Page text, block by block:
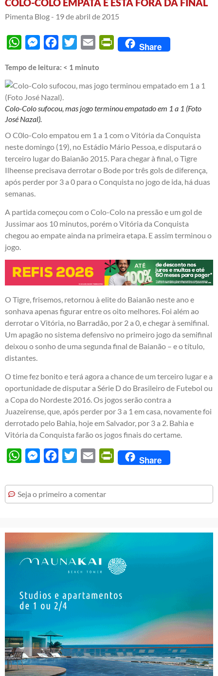
Pimenta Blog - 19 de abril de 2015
WhatsAppMessengerFacebook
Twitter Email PrintFriendly
Share
Tempo de leitura: < 1 minuto
Colo-Colo sufocou, mas jogo terminou empatado em 1 a 1 (Foto
José Nazal).
O C0lo-Colo empatou em 1 a 1 com o Vitória da Conquista
neste domingo (19), no Estádio Mário Pessoa, e disputará o
terceiro lugar do Baianão 2015. Para chegar à final, o Tigre
Ilheense precisava derrotar o Bode por três gols de diferença,
após perder por 3 a 0 para o Conquista no jogo de ida, há duas
semanas.
A partida começou com o Colo-Colo na pressão e um gol de
Jussimar aos 10 minutos, porém o Vitória da Conquista
chegou ao empate ainda na primeira etapa. E assim terminou o
jogo.
O Tigre, frisemos, retornou à elite do Baianão neste ano e
sonhava apenas figurar entre os oito melhores. Foi além ao
derrotar o Vitória, no Barradão, por 2 a 0, e chegar à semifinal.
Um apagão no sistema defensivo no primeiro jogo da semifinal
deixou o sonho de uma segunda final de Baianão – e o título,
distantes.
O time fez bonito e terá agora a chance de um terceiro lugar e a
oportunidade de disputar a Série D do Brasileiro de Futebol ou
a Copa do Nordeste 2016. Os jogos serão contra a
Juazeirense, que, após perder por 3 a 1 em casa, novamente foi
derrotado pelo Bahia, hoje em Salvador, por 3 a 2. Bahia e
Vitória da Conquista farão os jogos finais do certame.
WhatsAppMessengerFacebook
Twitter Email PrintFriendly
Share
Seja o primeiro a comentar